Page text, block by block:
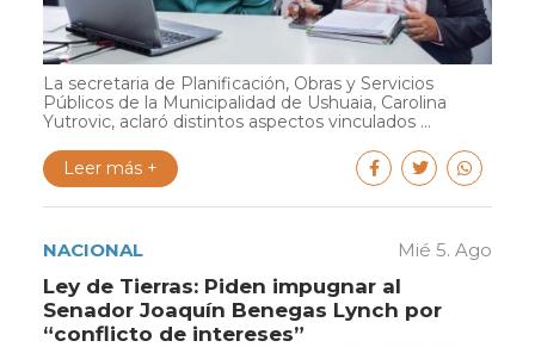
La secretaria de Planificación, Obras y Servicios
Públicos de la Municipalidad de Ushuaia, Carolina
Yutrovic, aclaró distintos aspectos vinculados ...
Leer más +
NACIONAL Mié 5. Ago
Ley de Tierras: Piden impugnar al
Senador Joaquín Benegas Lynch por
“conflicto de intereses”